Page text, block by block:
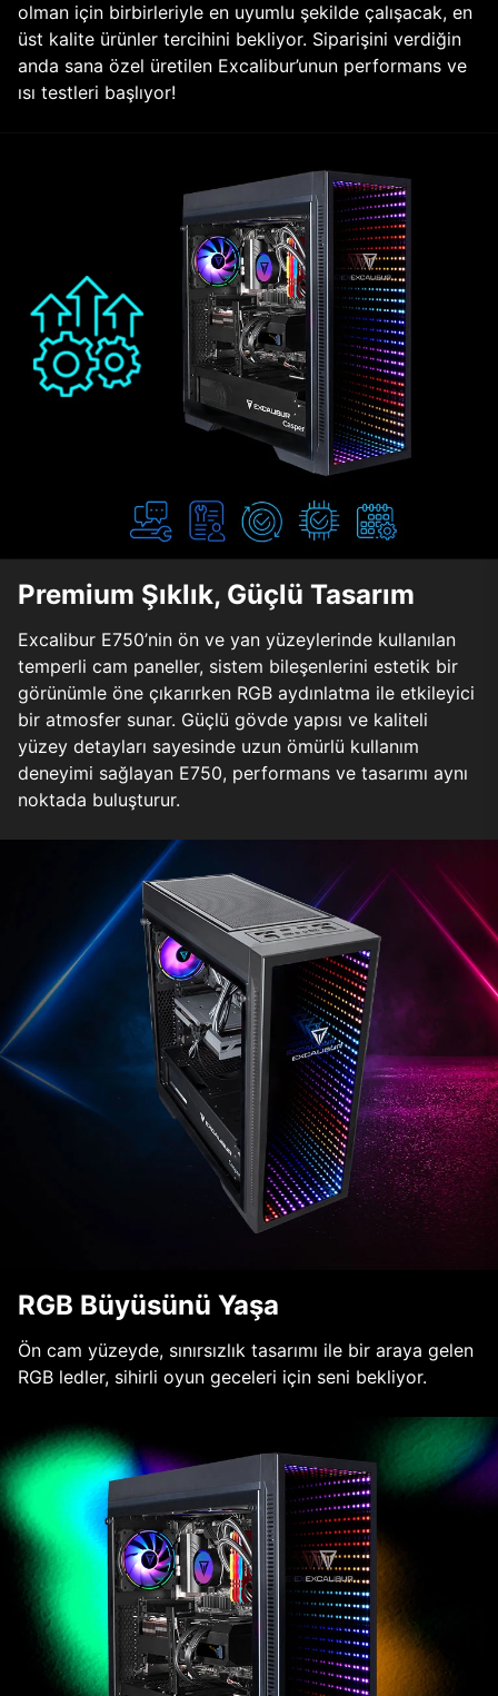
olman için birbirleriyle en uyumlu şekilde çalışacak, en
üst kalite ürünler tercihini bekliyor. Siparişini verdiğin
anda sana özel üretilen Excalibur’unun performans ve
ısı testleri başlıyor!
Premium Şıklık, Güçlü Tasarım
Excalibur E750’nin ön ve yan yüzeylerinde kullanılan
temperli cam paneller, sistem bileşenlerini estetik bir
görünümle öne çıkarırken RGB aydınlatma ile etkileyici
bir atmosfer sunar. Güçlü gövde yapısı ve kaliteli
yüzey detayları sayesinde uzun ömürlü kullanım
deneyimi sağlayan E750, performans ve tasarımı aynı
noktada buluşturur.
RGB Büyüsünü Yaşa
Ön cam yüzeyde, sınırsızlık tasarımı ile bir araya gelen
RGB ledler, sihirli oyun geceleri için seni bekliyor.